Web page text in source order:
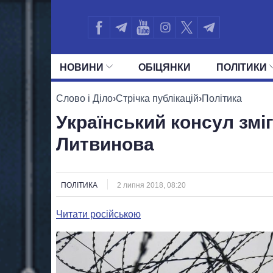
НОВИНИ ОБIЦЯНКИ ПОЛIТИКИ
УСІ ПОЛІТИКИ ПРЕЗИДЕНТ І ОФІС
Слово і Діло›Стрічка публікацій›Політика
Український консул
Литвинова
ПОЛІТИКА 2 липня 2018, 08:20
Читати російською